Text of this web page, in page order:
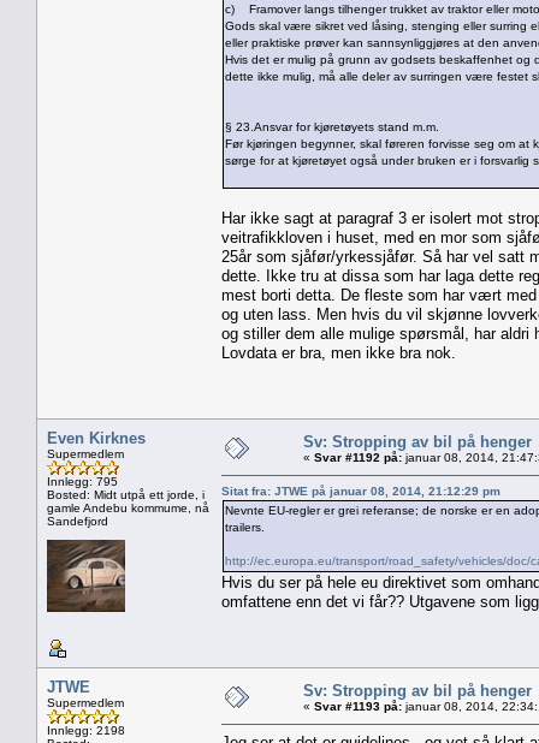
c) Framover langs tilhenger trukket av traktor eller
Gods skal være sikret ved låsing, stenging eller surring
eller praktiske prøver kan sannsynliggjøres at den
Hvis det er mulig på grunn av godsets beskaffenhet og
dette ikke mulig, må alle deler av surringen være festet
§ 23.Ansvar for kjøretøyets stand m.m.
Før kjøringen begynner, skal føreren forvisse seg om at
sørge for at kjøretøyet også under bruken er i forsvarlig
Har ikke sagt at paragraf 3 er isolert mot
veitrafikkloven i huset, med en mor som
25år som sjåfør/yrkessjåfør. Så har vel satt
dette. Ikke tru at dissa som har laga dette
mest borti detta. De fleste som har vært
og uten lass. Men hvis du vil skjønne
og stiller dem alle mulige spørsmål, har
Lovdata er bra, men ikke bra nok.
Even Kirknes
Supermedlem
Innlegg: 795
Bosted: Midt utpå ett jorde, i
gamle Andebu kommume, nå
Sandefjord
Sv: Stropping av bil på henger
« Svar #1192 på: januar 08, 2014,
Sitat fra: JTWE på januar 08, 2014, 21:12:29 pm
Nevnte EU-regler er grei referanse; de norske er en
trailers.
http://ec.europa.eu/transport/road_safety/vehicles/doc/
Hvis du ser på hele eu direktivet som
omfattene enn det vi får?? Utgavene som
JTWE
Supermedlem
Innlegg: 2198
Sv: Stropping av bil på henger
« Svar #1193 på: januar 08, 2014,